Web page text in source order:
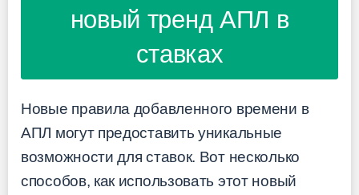
новый тренд АПЛ в
ставках
Новые правила добавленного времени в
АПЛ могут предоставить уникальные
возможности для ставок. Вот несколько
способов, как использовать этот новый